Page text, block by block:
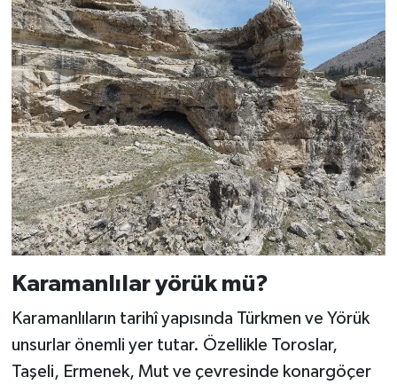
Karamanlılar yörük mü?
Karamanlıların tarihî yapısında Türkmen ve Yörük
unsurlar önemli yer tutar. Özellikle Toroslar,
Taşeli, Ermenek, Mut ve çevresinde konargöçer